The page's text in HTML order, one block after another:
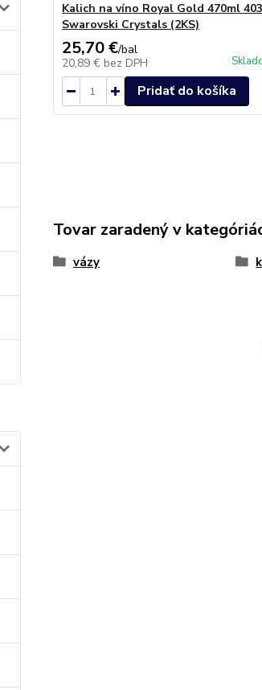
Kalich na víno Royal Gold 470ml
Swarovski Crystals (2KS)
25,70 €/bal
20,89 € bez DPH
Pridať do košíka
Tovar zaradený v
vázy